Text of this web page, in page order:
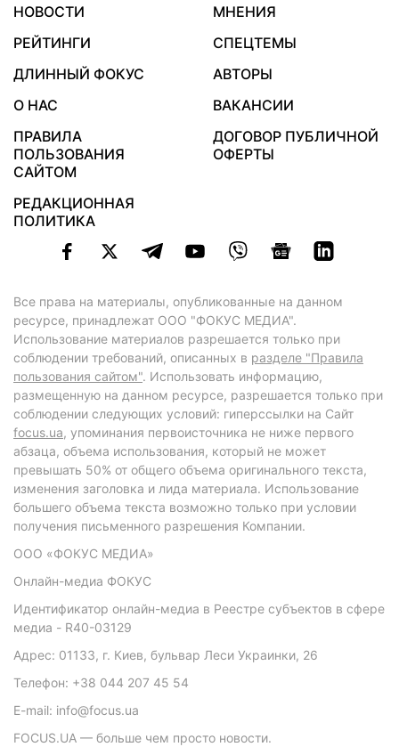
НОВОСТИ
МНЕНИЯ
РЕЙТИНГИ
СПЕЦТЕМЫ
ДЛИННЫЙ ФОКУС
АВТОРЫ
О НАС
ВАКАНСИИ
ПРАВИЛА
ПОЛЬЗОВАНИЯ
САЙТОМ
ДОГОВОР ПУБЛИЧНОЙ
ОФЕРТЫ
РЕДАКЦИОННАЯ
ПОЛИТИКА
Все права на материалы, опубликованные на данном
ресурсе, принадлежат ООО "ФОКУС МЕДИА".
Использование материалов разрешается только при
соблюдении требований, описанных в разделе "Правила
пользования сайтом". Использовать информацию,
размещенную на данном ресурсе, разрешается только при
соблюдении следующих условий: гиперссылки на Сайт
focus.ua, упоминания первоисточника не ниже первого
абзаца, объема использования, который не может
превышать 50% от общего объема оригинального текста,
изменения заголовка и лида материала. Использование
большего объема текста возможно только при условии
получения письменного разрешения Компании.
ООО «ФОКУС МЕДИА»
Онлайн-медиа ФОКУС
Идентификатор онлайн-медиа в Реестре субъектов в сфере
медиа - R40-03129
Адрес: 01133, г. Киев, бульвар Леси Украинки, 26
Телефон: +38 044 207 45 54
E-mail: info@focus.ua
FOCUS.UA — больше чем просто новости.